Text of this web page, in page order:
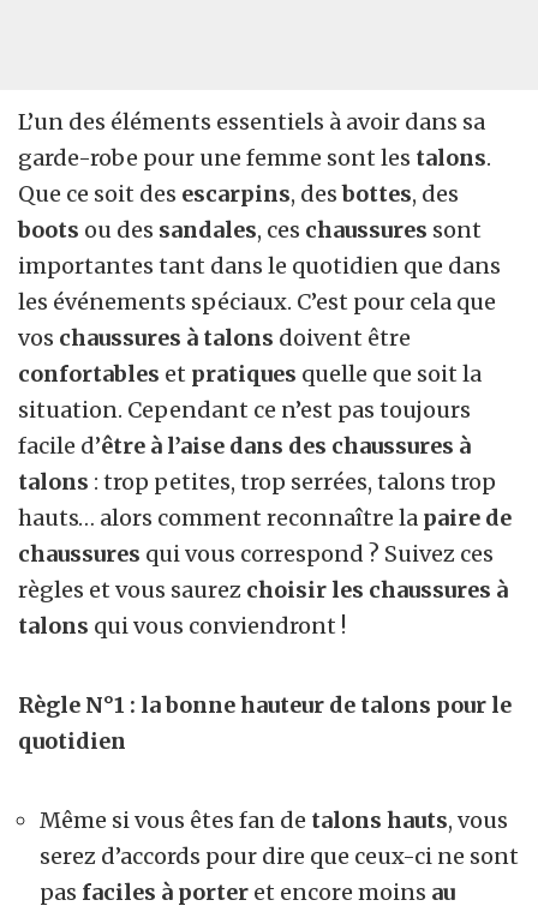
L’un des éléments essentiels à avoir dans sa
garde-robe pour une femme sont les talons.
Que ce soit des escarpins, desbottes, des
boots ou des sandales, ces chaussures sont
importantes tant dans le quotidien que dans
les événements spéciaux. C’est pour cela que
vos chaussures à talons doivent être
confortables et pratiques quelle que soit la
situation. Cependant ce n’est pas toujours
facile d’être à l’aise dans des chaussures à
talons : trop petites, trop serrées, talons trop
hauts… alors comment reconnaître la paire de
chaussures qui vous correspond ? Suivez ces
règles et vous saurez choisir les chaussures à
talons qui vous conviendront !
Règle N°1 : la bonne hauteur de talons pour le
quotidien
Même si vous êtes fan de talons hauts, vous
serez d’accords pour dire que ceux-ci ne sont
pas faciles à porter et encore moins au